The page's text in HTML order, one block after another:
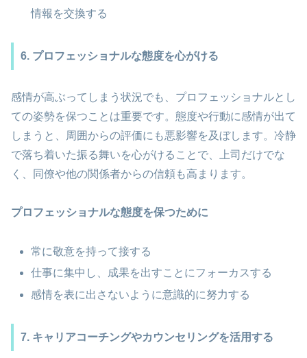
情報を交換する
6. プロフェッショナルな態度を心がける
感情が高ぶってしまう状況でも、プロフェッショナルとし
ての姿勢を保つことは重要です。態度や行動に感情が出て
しまうと、周囲からの評価にも悪影響を及ぼします。冷静
で落ち着いた振る舞いを心がけることで、上司だけでな
く、同僚や他の関係者からの信頼も高まります。
プロフェッショナルな態度を保つために
常に敬意を持って接する
仕事に集中し、成果を出すことにフォーカスする
感情を表に出さないように意識的に努力する
7. キャリアコーチングやカウンセリングを活用する